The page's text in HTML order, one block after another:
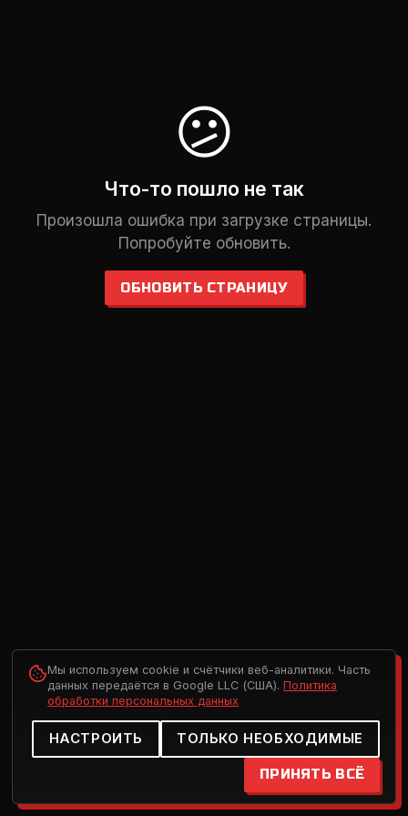
😕
Что-то пошло не так
Произошла ошибка при загрузке страницы.
Попробуйте обновить.
ОБНОВИТЬ СТРАНИЦУ
Мы используем cookie и счётчики веб-аналитики. Часть
данных передаётся в Google LLC (США). Политика
обработки персональных данных
НАСТРОИТЬ ТОЛЬКО НЕОБХОДИМЫЕ
ПРИНЯТЬ ВСЁ